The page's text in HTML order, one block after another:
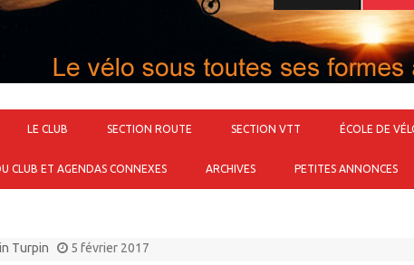
LE CLUB SECTION ROUTE SECTION VTT ÉCOLE DE
CLUB ET AGENDAS CONNEXES ARCHIVES PETITES ANNONCES
Turpin 5 février 2017